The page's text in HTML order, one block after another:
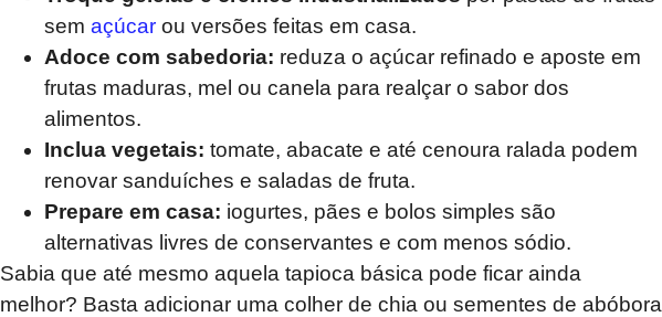
sem açúcar ou versões feitas em casa.
Adoce com sabedoria: reduza o açúcar refinado e aposte em
frutas maduras, mel ou canela para realçar o sabor dos
alimentos.
Inclua vegetais: tomate, abacate e até cenoura ralada podem
renovar sanduíches e saladas de fruta.
Prepare em casa: iogurtes, pães e bolos simples são
alternativas livres de conservantes e com menos sódio.
Sabia que até mesmo aquela tapioca básica pode ficar ainda
melhor? Basta adicionar uma colher de chia ou sementes de abóbora